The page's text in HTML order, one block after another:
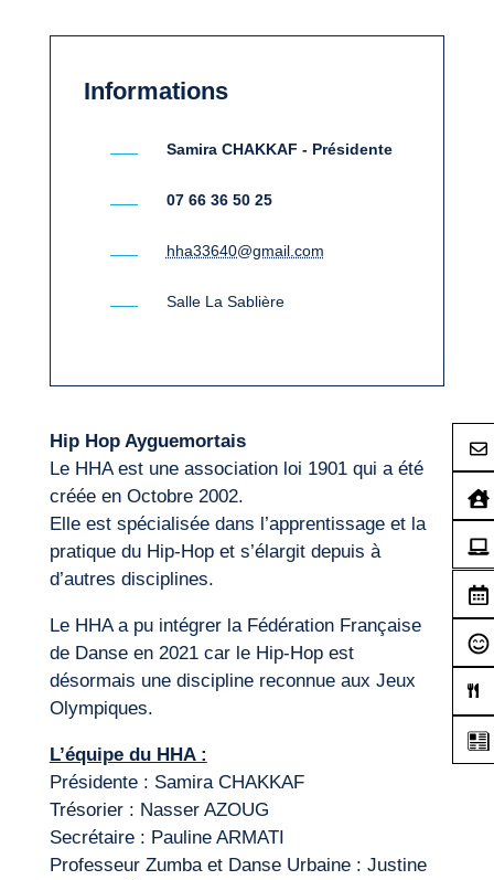
Informations
Samira CHAKKAF - Présidente
07 66 36 50 25
hha33640@gmail.com
Salle La Sablière
Hip Hop Ayguemortais
Le HHA est une association loi 1901 qui a été
créée en Octobre 2002.
Elle est spécialisée dans l’apprentissage et la
pratique du Hip-Hop et s’élargit depuis à
d’autres disciplines.
Le HHA a pu intégrer la Fédération Française
de Danse en 2021 car le Hip-Hop est
désormais une discipline reconnue aux Jeux
Olympiques.
L’équipe du HHA :
Présidente : Samira CHAKKAF
Trésorier : Nasser AZOUG
Secrétaire : Pauline ARMATI
Professeur Zumba et Danse Urbaine : Justine